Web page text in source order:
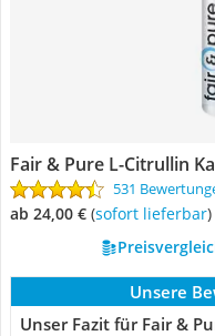
Fair & Pure L-Citrullin
531
ab 24,00 € ( Sofort lieferbar)
Unsere
Unser Fazit für Fair &